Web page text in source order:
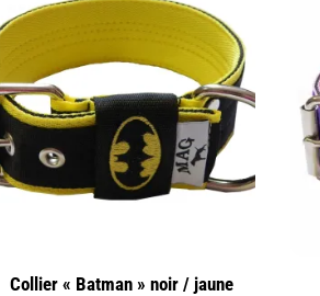
Collier « Batman » noir / jaune